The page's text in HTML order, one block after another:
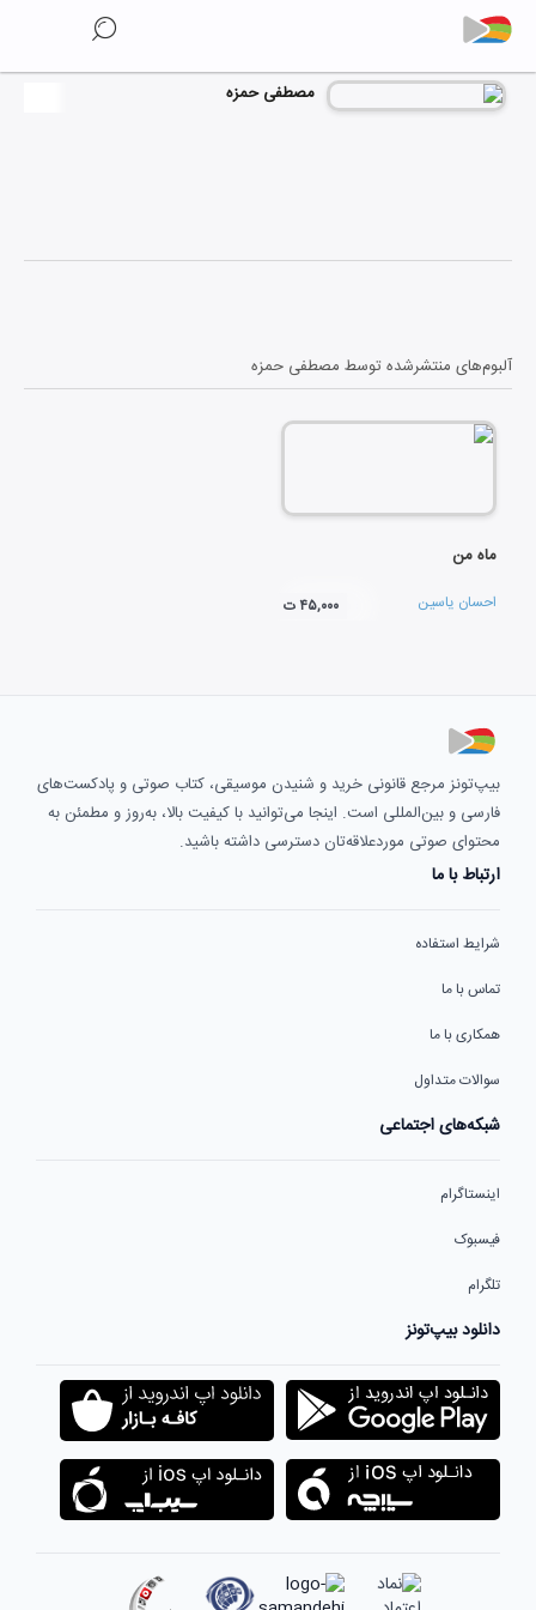
مصطفی حمزه
آلبوم‌های منتشرشده توسط مصطفی حمزه
ماه من
احسان یاسین ۴۵,۰۰۰ ت
بیپ‌تونز مرجع قانونی خرید و شنیدن موسیقی، کتاب صوتی و پادکست‌های
فارسی و بین‌المللی است. اینجا می‌توانید با کیفیت بالا، به‌روز و مطمئن به
محتوای صوتی موردعلاقه‌تان دسترسی داشته باشید.
ارتباط با ما
شرایط استفاده
تماس با ما
همکاری با ما
سوالات متداول
شبکه‌های اجتماعی
اینستاگرام
فیسبوک
تلگرام
دانلود بیپ‌تونز